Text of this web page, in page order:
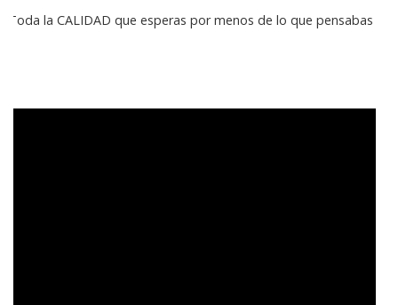
Toda la CALIDAD que esperas por menos de lo que pensabas